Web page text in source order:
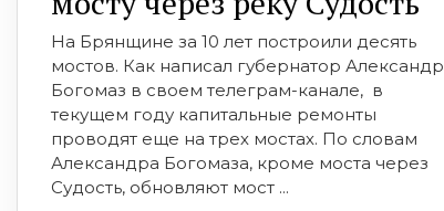
На Брянщине за 10 лет построили десять
мостов. Как написал губернатор Александр
Богомаз в своем телеграм-канале, в
текущем году капитальные ремонты
проводят еще на трех мостах. По словам
Александра Богомаза, кроме моста через
Судость, обновляют мост ...